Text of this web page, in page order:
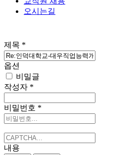
오시는길
제목 *
옵션
비밀글
작성자 *
비밀번호 *
내용